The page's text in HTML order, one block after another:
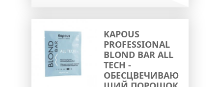
KAPOUS
PROFESSIONAL
BLOND BAR ALL
TECH -
ОБЕСЦВЕЧИВАЮ